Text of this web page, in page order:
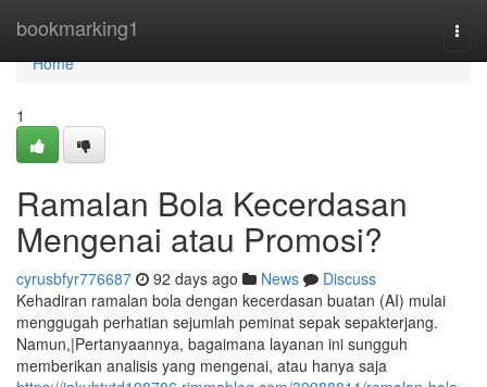
bookmarking1
Home
Home
1
Ramalan Bola Kecerdasan
Mengenai atau Promosi?
cyrusbfyr776687 92 days ago News
Discuss
Kehadiran ramalan bola dengan kecerdasan buatan (AI) mulai
menggugah perhatian sejumlah peminat sepak sepakterjang.
Namun,|Pertanyaannya, bagaimana layanan ini sungguh
memberikan analisis yang mengenai, atau hanya saja